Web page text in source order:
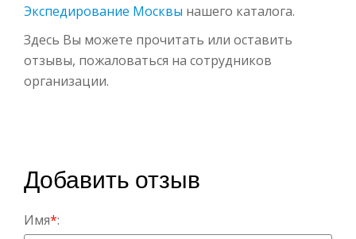
Экспедирование Москвы нашего каталога.
Здесь Вы можете прочитать или оставить
отзывы, пожаловаться на сотрудников
организации.
Добавить отзыв
Имя*: